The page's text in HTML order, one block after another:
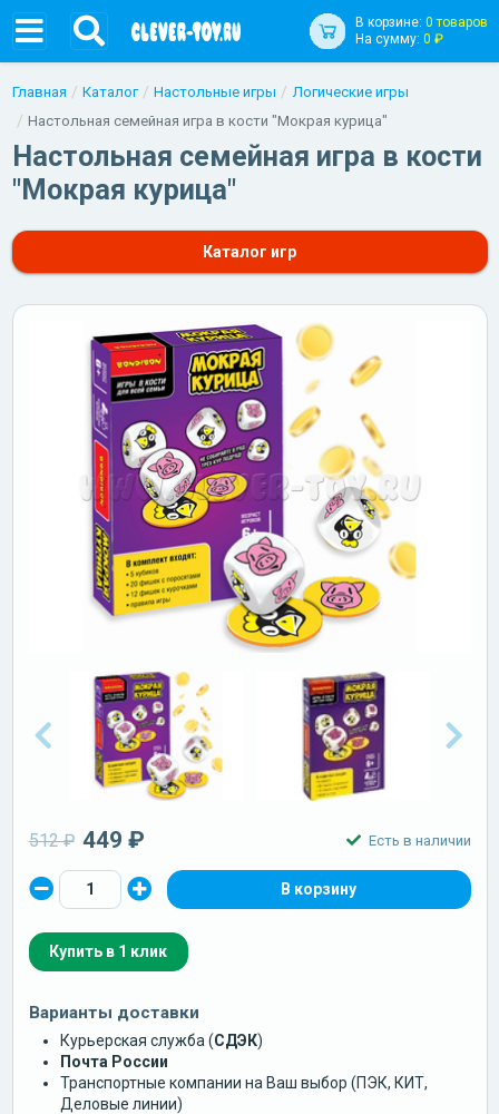
В корзине: 0 товаров
На сумму: 0 ₽
Главная Каталог Настольные игры
Логические игры
Настольная семейная игра в кости "Мокрая курица"
Настольная семейная игра в кости
"Мокрая курица"
Каталог игр
512 ₽ 449 ₽ Есть в наличии
Купить в 1 клик
Варианты доставки
Курьерская служба (СДЭК)
Почта России
Транспортные компании на Ваш выбор (ПЭК, КИТ,
Деловые линии)